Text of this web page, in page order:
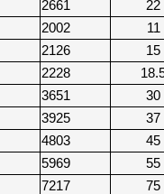
2661 22
2002
11
2126
15
2228
3651
30
3925
37
4803
45
5969
55
7217 75